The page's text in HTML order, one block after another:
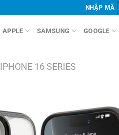
NHẬP MÃ
APPLE SAMSUNG GOOGLE
IPHONE 16 SERIES